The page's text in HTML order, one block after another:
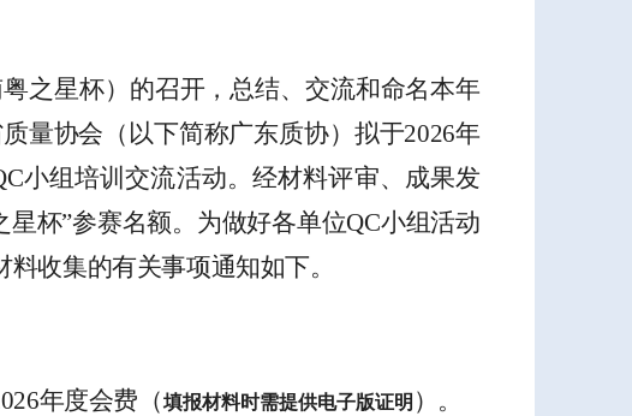
之星杯） 的召开，总结、交流和命名本年
量协会（以下简称广东质协）拟于2026年
小组培训交流活动。经材料评审、成果发
星杯”参赛名额。为做好各单位QC小组活动
收集的有关事项通知如下。
6年度会费（填报材料时需提供电子版证明 ）。